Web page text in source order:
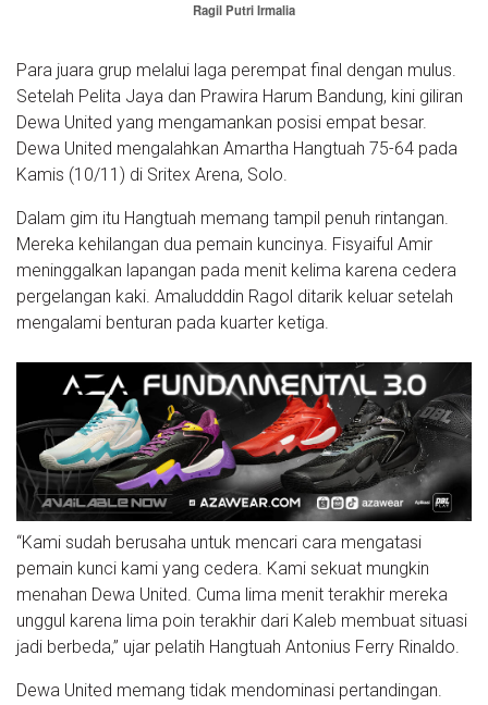
Ragil Putri Irmalia
Para juara grup melalui laga perempat final dengan mulus.
Setelah Pelita Jaya dan Prawira Harum Bandung, kini giliran
Dewa United yang mengamankan posisi empat besar.
Dewa United mengalahkan Amartha Hangtuah 75-64 pada
Kamis (10/11) di Sritex Arena, Solo.
Dalam gim itu Hangtuah memang tampil penuh rintangan.
Mereka kehilangan dua pemain kuncinya. Fisyaiful Amir
meninggalkan lapangan pada menit kelima karena cedera
pergelangan kaki. Amaludddin Ragol ditarik keluar setelah
mengalami benturan pada kuarter ketiga.
“Kami sudah berusaha untuk mencari cara mengatasi
pemain kunci kami yang cedera. Kami sekuat mungkin
menahan Dewa United. Cuma lima menit terakhir mereka
unggul karena lima poin terakhir dari Kaleb membuat situasi
jadi berbeda,” ujar pelatih Hangtuah Antonius Ferry Rinaldo.
Dewa United memang tidak mendominasi pertandingan.